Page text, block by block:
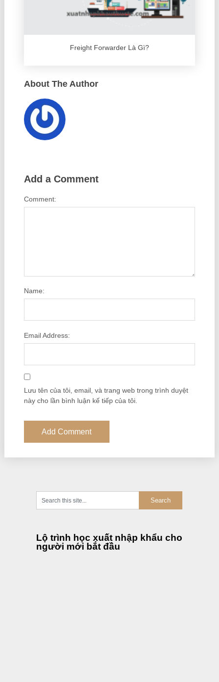
Freight Forwarder Là Gì?
About The Author
Add a Comment
Comment:
Name:
Email Address:
Lưu tên của tôi, email, và trang web trong trình duyệt
này cho lần bình luận kế tiếp của tôi.
Lộ trình học xuất nhập khẩu cho
người mới bắt đầu